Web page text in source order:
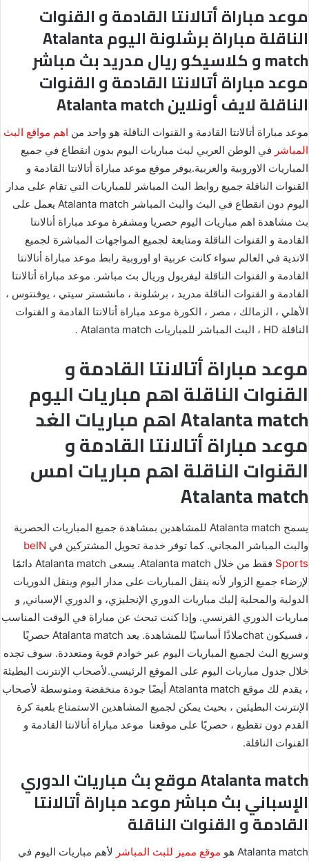
موعد مباراة أتالانتا القادمة و القنوات
الناقلة مباراة برشلونة اليوم Atalanta
match و كلاسيكو ريال مدريد بث مباشر
موعد مباراة أتالانتا القادمة و القنوات
الناقلة لايف أونلاين Atalanta match
موعد مباراة أتالانتا القادمة و القنوات الناقلة هو واحد من اهم مواقع البث
المباشر في الوطن العربي لبث مباريات اليوم بدون انقطاع في جميع
المباريات الاوروبية والعربية.يوفر موقع موعد مباراة أتالانتا القادمة و
القنوات الناقلة جميع روابط البث المباشر للمباريات التي تقام على مدار
اليوم دون انقطاع في البث والبث المباشر Atalanta match يعمل على
بث مشاهدة اهم مباريات اليوم حصريا ومشفرة موعد مباراة أتالانتا
القادمة و القنوات الناقلة ومتابعة لجميع المواجهات المباشرة لجميع
الاندية في العالم سواء كانت عربية او اوروبية رابط موعد مباراة أتالانتا
القادمة و القنوات الناقلة ليفربول وريال بث مباشر. موعد مباراة أتالانتا
القادمة و القنوات الناقلة مدريد ، برشلونة ، مانشستر سيتي ، يوفنتوس ،
الأهلي ، الزمالك ، مصر ، الكورة موعد مباراة أتالانتا القادمة و القنوات
الناقلة HD ، البث المباشر للمباريات Atalanta match .
موعد مباراة أتالانتا القادمة و
القنوات الناقلة اهم مباريات اليوم
Atalanta match اهم مباريات الغد
موعد مباراة أتالانتا القادمة و
القنوات الناقلة اهم مباريات امس
Atalanta match
يسمح Atalanta match للمشاهدين بمشاهدة جميع المباريات الحصرية
والبث المباشر المجاني. كما توفر خدمة تحويل المشتركين في beIN
Sports
فقط من خلال Atalanta match. يسعى Atalanta match دائمًا
لإرضاء جميع الزوار لأنه ينقل المباريات على مدار اليوم وينقل الدوريات
الدولية والمحلية إليك مباريات الدوري الإنجليزي، و الدوري الإسباني, و
مباريات الدوري الفرنسي. وإذا كنت تبحث عن مباراة في الوقت المناسب
، فسيكون chatملاذًا أساسيًا للمشاهدة. يعد Atalanta match حصريًا
وسريع البث لجميع المباريات اليوم عبر خوادم قوية ومتعددة. سوف تجده
خلال جدول مباريات اليوم على الموقع الرئيسي.لأصحاب الإنترنت البطيئة
، يقدم لك موقع Atalanta match أيضًا جودة منخفضة ومتوسطة لأصحاب
الإنترنت البطيئين ، بحيث يمكن لجميع المشاهدين الاستمتاع بلعبة كرة
القدم دون تقطيع ، حصريًا على موقعنا موعد مباراة أتالانتا القادمة و
القنوات الناقلة.
Atalanta match موقع بث مباريات الدوري
الإسباني بث مباشر موعد مباراة أتالانتا
القادمة و القنوات الناقلة
Atalanta match هو موقع مميز للبث المباشر لأهم مباريات اليوم في